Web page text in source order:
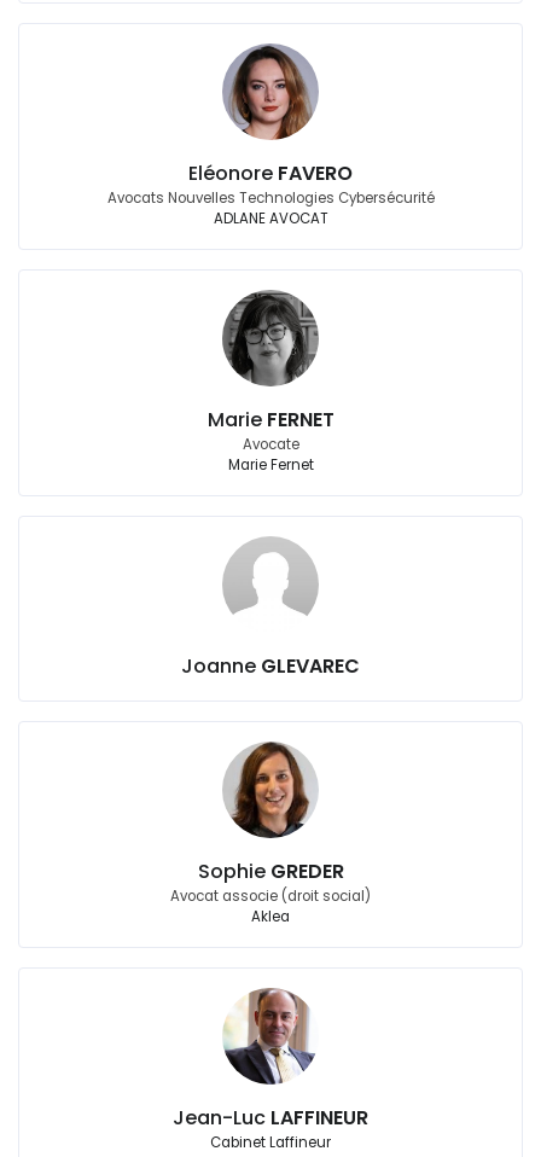
Eléonore FAVERO
Avocats Nouvelles Technologies Cybersécurité
ADLANE AVOCAT
Marie FERNET
Avocate
Marie Fernet
Joanne GLEVAREC
Sophie GREDER
Avocat associe (droit social)
Aklea
Jean-Luc LAFFINEUR
Cabinet Laffineur